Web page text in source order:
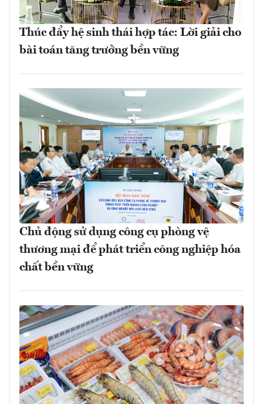
Thúc đẩy hệ sinh thái hợp tác: Lời giải cho
bài toán tăng trưởng bền vững
Chủ động sử dụng công cụ phòng vệ
thương mại để phát triển công nghiệp hóa
chất bền vững